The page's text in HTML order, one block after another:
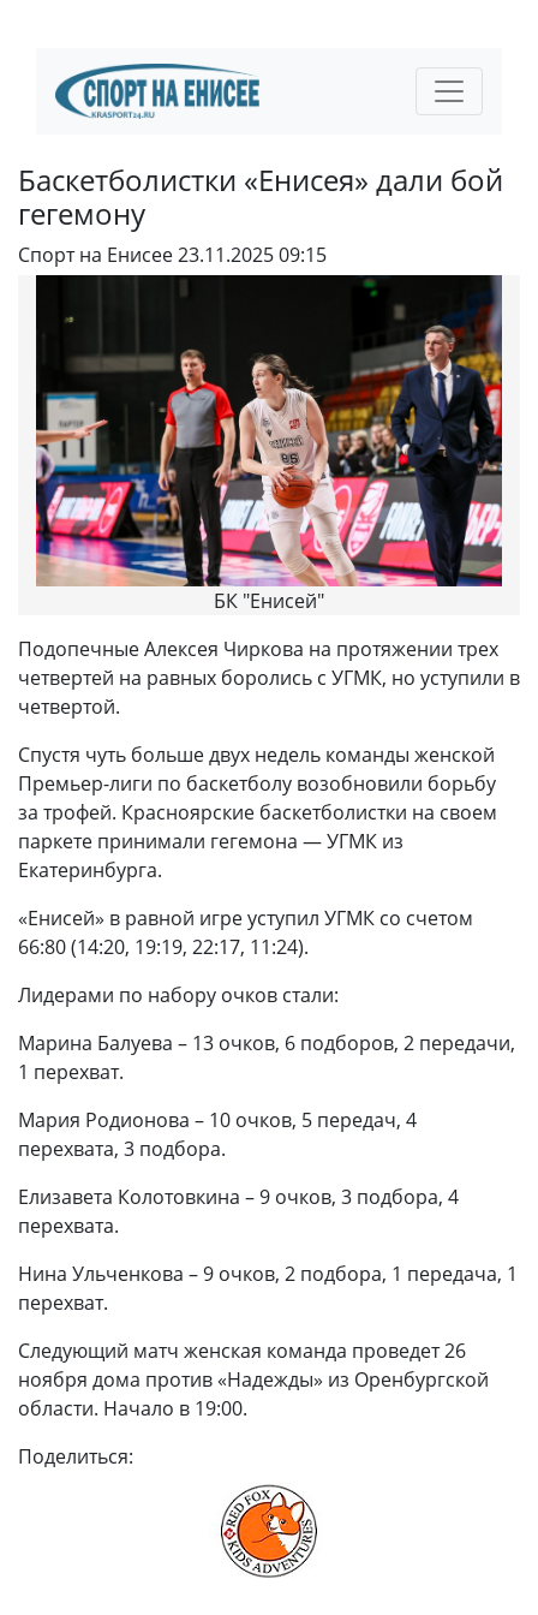
Баскетболистки «Енисея» дали бой
гегемону
Спорт на Енисее23.11.2025 09:15
БК "Енисей"
Подопечные Алексея Чиркова на протяжении трех
четвертей на равных боролись с УГМК, но уступили в
четвертой.
Спустя чуть больше двух недель команды женской
Премьер-лиги по баскетболу возобновили борьбу
за трофей. Красноярские баскетболистки на своем
паркете принимали гегемона — УГМК из
Екатеринбурга.
«Енисей» в равной игре уступил УГМК со счетом
66:80 (14:20, 19:19, 22:17, 11:24).
Лидерами по набору очков стали:
Марина Балуева – 13 очков, 6 подборов, 2 передачи,
1 перехват.
Мария Родионова – 10 очков, 5 передач, 4
перехвата, 3 подбора.
Елизавета Колотовкина – 9 очков, 3 подбора, 4
перехвата.
Нина Ульченкова – 9 очков, 2 подбора, 1 передача, 1
перехват.
Следующий матч женская команда проведет 26
ноября дома против «Надежды» из Оренбургской
области. Начало в 19:00.
Поделиться: